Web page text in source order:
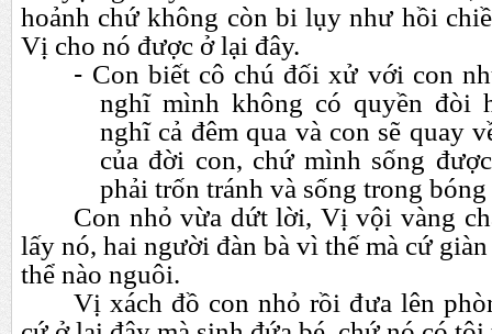
hoảnh chứ không còn bi lụy như hồi
Vị cho nó được ở lại đây.
- Con biết cô chú đối xử với con
nghĩ mình không có quyền đòi
nghĩ cả đêm qua và con sẽ quay
của đời con, chứ mình sống
phải trốn tránh và sống trong
Con nhỏ vừa dứt lời, Vị vội vàng
lấy nó, hai người đàn bà vì thế mà cứ
thể nào nguôi.
Vị xách đồ con nhỏ rồi đưa lên